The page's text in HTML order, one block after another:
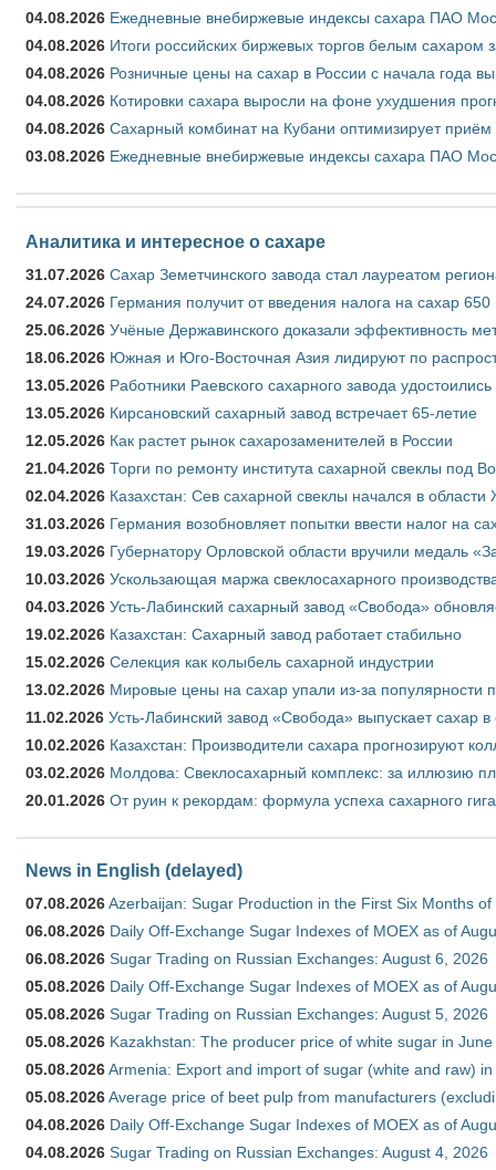
04.08.2026 Ежедневные внебиржевые индексы сахара ПАО
04.08.2026 Итоги российских биржевых торгов белым сахаром
04.08.2026 Розничные цены на сахар в России с начала года
04.08.2026 Котировки сахара выросли на фоне ухудшения
04.08.2026 Сахарный комбинат на Кубани оптимизирует приём
03.08.2026 Ежедневные внебиржевые индексы сахара ПАО
Аналитика и интересное о сахаре
31.07.2026 Сахар Земетчинского завода стал лауреатом
24.07.2026 Германия получит от введения налога на сахар
25.06.2026 Учёные Державинского доказали эффективность
18.06.2026 Южная и Юго-Восточная Азия лидируют по
13.05.2026 Работники Раевского сахарного завода удостоились
13.05.2026 Кирсановский сахарный завод встречает 65-летие
12.05.2026 Как растет рынок сахарозаменителей в России
21.04.2026 Торги по ремонту института сахарной свеклы под
02.04.2026 Казахстан: Сев сахарной свеклы начался в области
31.03.2026 Германия возобновляет попытки ввести налог на
19.03.2026 Губернатору Орловской области вручили медаль
10.03.2026 Ускользающая маржа свеклосахарного
04.03.2026 Усть-Лабинский сахарный завод «Свобода»
19.02.2026 Казахстан: Сахарный завод работает стабильно
15.02.2026 Селекция как колыбель сахарной индустрии
13.02.2026 Мировые цены на сахар упали из-за популярности
11.02.2026 Усть-Лабинский завод «Свобода» выпускает сахар в
10.02.2026 Казахстан: Производители сахара прогнозируют
03.02.2026 Молдова: Свеклосахарный комплекс: за иллюзию
20.01.2026 От руин к рекордам: формула успеха сахарного
News in English (delayed)
07.08.2026Azerbaijan: Sugar Production in the First Six Months of
06.08.2026 Daily Off-Exchange Sugar Indexes of MOEX as of
06.08.2026 Sugar Trading on Russian Exchanges: August 6, 2026
05.08.2026 Daily Off-Exchange Sugar Indexes of MOEX as of
05.08.2026 Sugar Trading on Russian Exchanges: August 5, 2026
05.08.2026 Kazakhstan: The producer price of white sugar in
05.08.2026Armenia: Export and import of sugar (white and raw)
05.08.2026Average price of beet pulp from manufacturers
04.08.2026 Daily Off-Exchange Sugar Indexes of MOEX as of
04.08.2026 Sugar Trading on Russian Exchanges: August 4, 2026